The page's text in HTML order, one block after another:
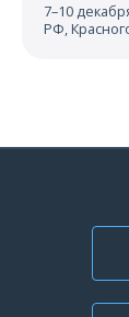
7–10
РФ,